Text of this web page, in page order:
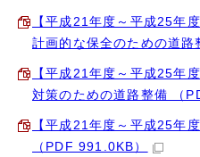
【平成21年度～平成25年
計画的な保全のための道
【平成21年度～平成25年
対策のための道路整備 （
【平成21年度～平成25年
（PDF 991.0KB）